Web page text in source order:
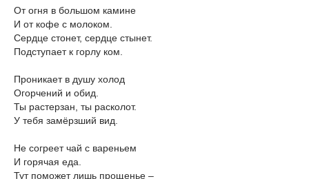
От огня в большом камине
И от кофе с молоком.
Сердце стонет, сердце стынет.
Подступает к горлу ком.
Проникает в душу холод
Огорчений и обид.
Ты растерзан, ты расколот.
У тебя замёрзший вид.
Не согреет чай с вареньем
И горячая еда.
Тут поможет лишь прощенье –